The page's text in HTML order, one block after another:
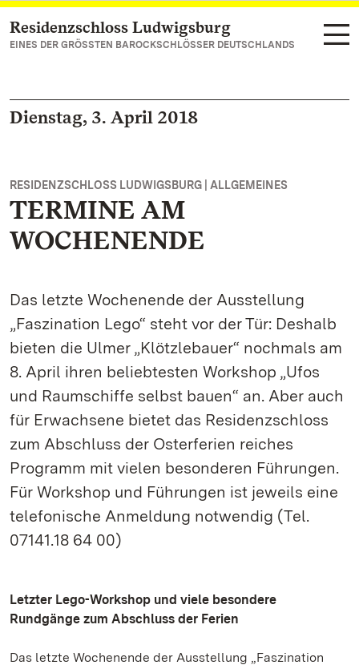
Zum Hauptinhalt springen
Residenzschloss Ludwigsburg
EINES DER GRÖSSTEN BAROCKSCHLÖSSER DEUTSCHLANDS
Dienstag, 3. April 2018
RESIDENZSCHLOSS LUDWIGSBURG | ALLGEMEINES
TERMINE AM
WOCHENENDE
Das letzte Wochenende der Ausstellung
„Faszination Lego“ steht vor der Tür: Deshalb
bieten die Ulmer „Klötzlebauer“ nochmals am
8. April ihren beliebtesten Workshop „Ufos
und Raumschiffe selbst bauen“ an. Aber auch
für Erwachsene bietet das Residenzschloss
zum Abschluss der Osterferien reiches
Programm mit vielen besonderen Führungen.
Für Workshop und Führungen ist jeweils eine
telefonische Anmeldung notwendig (Tel.
07141.18 64 00)
Letzter Lego-Workshop und viele besondere
Rundgänge zum Abschluss der Ferien
Das letzte Wochenende der Ausstellung „Faszination